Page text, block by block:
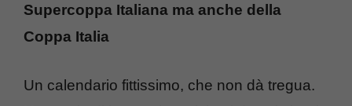
Supercoppa Italiana ma anche della
Coppa Italia
Un calendario fittissimo, che non dà tregua.